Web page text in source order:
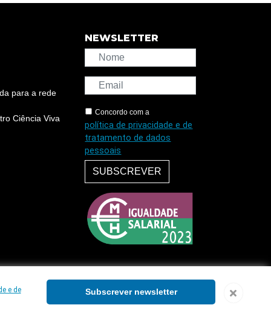
para a rede
Ciência Viva
NEWSLETTER
Concordo com a
política de privacidade e de
tratamento de dados
pessoais
SUBSCREVER
e de Subscrever newsletter